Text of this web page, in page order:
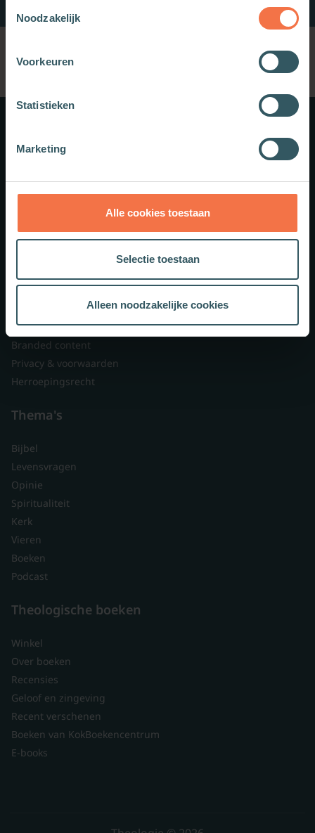
Noodzakelijk
Voorkeuren
Statistieken
Marketing
Alle cookies toestaan
Selectie toestaan
Alleen noodzakelijke cookies
Nieuwsbrieven
Veelgestelde vragen
Contact
Branded content
Privacy & voorwaarden
Herroepingsrecht
Thema's
Bijbel
Levensvragen
Opinie
Spiritualiteit
Kerk
Vieren
Boeken
Podcast
Theologische boeken
Winkel
Over boeken
Recensies
Geloof en zingeving
Recent verschenen
Boeken van KokBoekencentrum
E-books